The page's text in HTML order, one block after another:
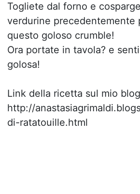
Togliete dal forno e
verdurine precedentemente
questo goloso crumble!
Ora portate in tavola? e
golosa!
Link della ricetta sul mio
http://
di-ratatouille.html